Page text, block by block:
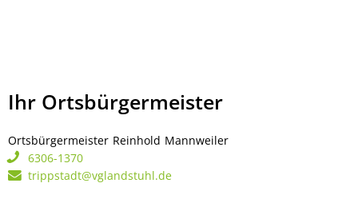
Ihr Ortsbürgermeister
Ortsbürgermeister Reinhold Mannweiler
6306-1370
trippstadt@vglandstuhl.de